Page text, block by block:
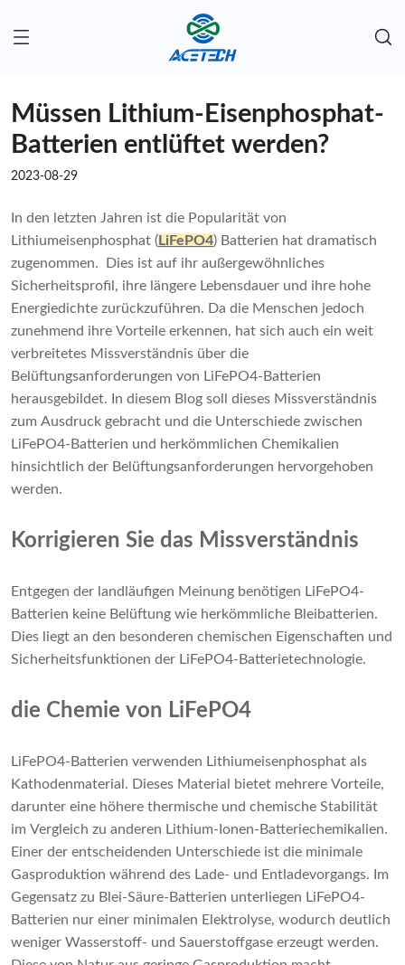
Müssen Lithium-Eisenphosphat-
Batterien entlüftet werden?
2023-08-29
In den letzten Jahren ist die Popularität von
Lithiumeisenphosphat (LiFePO4) Batterien hat dramatisch
zugenommen. Dies ist auf ihr außergewöhnliches
Sicherheitsprofil, ihre längere Lebensdauer und ihre hohe
Energiedichte zurückzuführen. Da die Menschen jedoch
zunehmend ihre Vorteile erkennen, hat sich auch ein weit
verbreitetes Missverständnis über die
Belüftungsanforderungen von LiFePO4-Batterien
herausgebildet. In diesem Blog soll dieses Missverständnis
zum Ausdruck gebracht und die Unterschiede zwischen
LiFePO4-Batterien und herkömmlichen Chemikalien
hinsichtlich der Belüftungsanforderungen hervorgehoben
werden.
Korrigieren Sie das Missverständnis
Entgegen der landläufigen Meinung benötigen LiFePO4-
Batterien keine Belüftung wie herkömmliche Bleibatterien.
Dies liegt an den besonderen chemischen Eigenschaften und
Sicherheitsfunktionen der LiFePO4-Batterietechnologie.
die Chemie von LiFePO4
LiFePO4-Batterien verwenden Lithiumeisenphosphat als
Kathodenmaterial. Dieses Material bietet mehrere Vorteile,
darunter eine höhere thermische und chemische Stabilität
im Vergleich zu anderen Lithium-Ionen-Batteriechemikalien.
Einer der entscheidenden Unterschiede ist die minimale
Gasproduktion während des Lade- und Entladevorgangs. Im
Gegensatz zu Blei-Säure-Batterien unterliegen LiFePO4-
Batterien nur einer minimalen Elektrolyse, wodurch deutlich
weniger Wasserstoff- und Sauerstoffgase erzeugt werden.